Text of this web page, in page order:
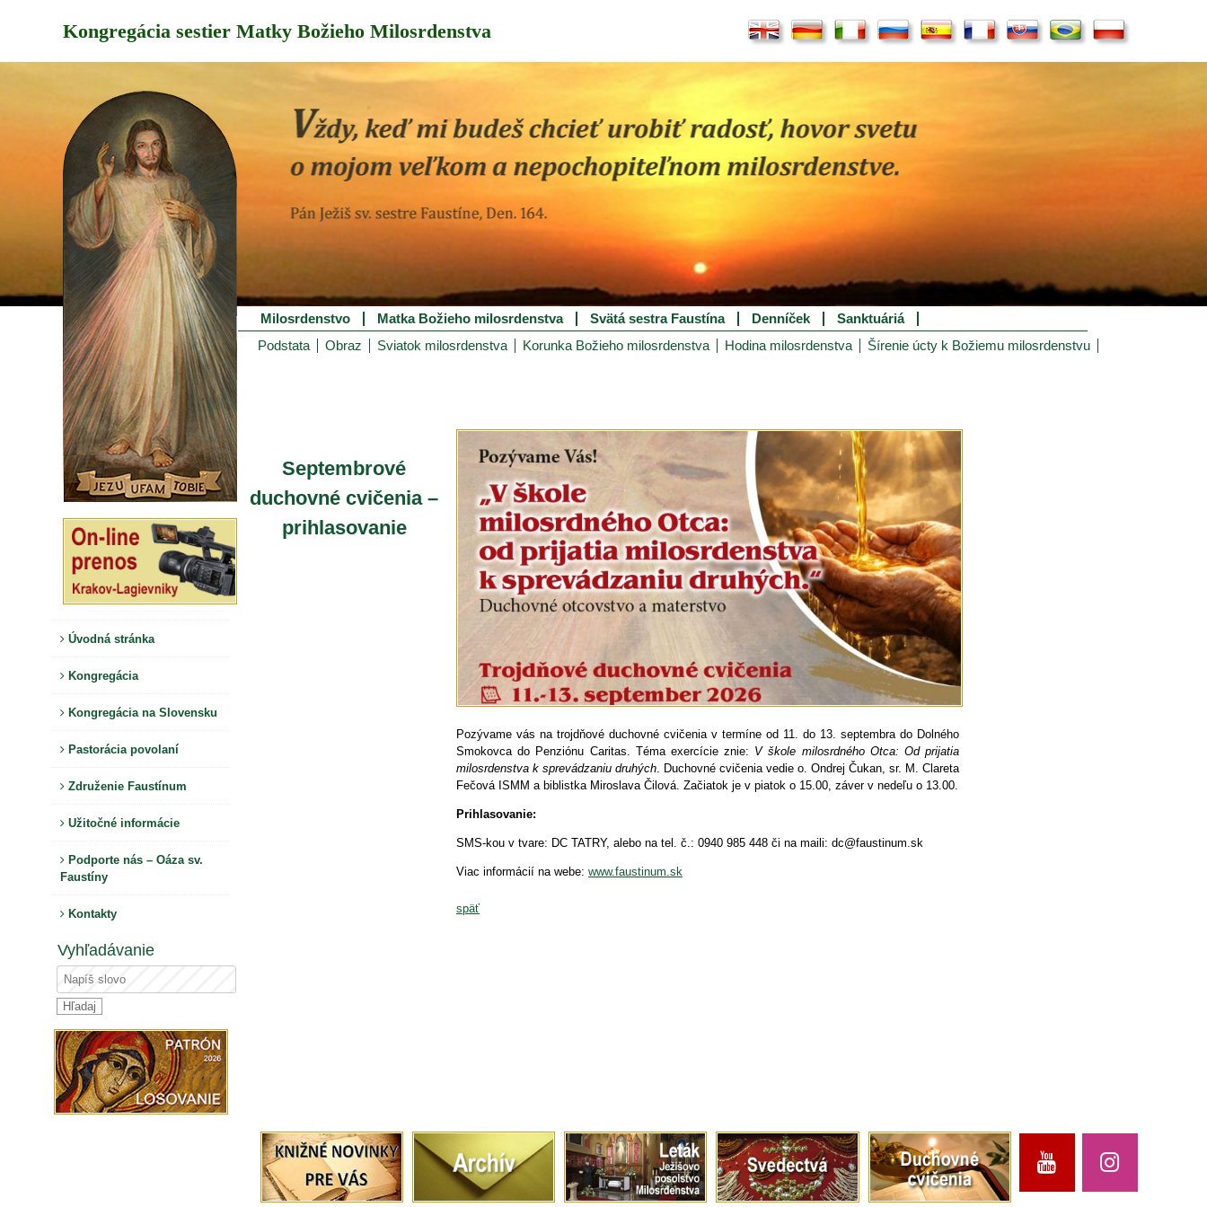
Kongregácia sestier Matky Božieho Milosrdenstva
Úvodná stránka
Kongregácia
Kongregácia na Slovensku
Pastorácia povolaní
Združenie Faustínum
Užitočné informácie
Podporte nás – Oáza sv.
Faustíny
Kontakty
Vyhľadávanie
Milosrdenstvo Matka Božieho milosrdenstva Svätá sestra Faustína Denníček
Sanktuáriá
Podstata
Obraz Sviatok milosrdenstva Korunka Božieho milosrdenstva Hodina milosrdenstva Šírenie úcty k Božiemu milosrdenstvu
Septembrové
duchovné cvičenia –
prihlasovanie
Pozývame vás na trojdňové duchovné cvičenia v termíne od 11. do 13. septembra do Dolného
Smokovca do Penziónu Caritas. Téma exercície znie: V škole milosrdného Otca: Od prijatia
milosrdenstva k sprevádzaniu druhých . Duchovné cvičenia vedie o. Ondrej Čukan, sr. M. Clareta
Fečová ISMM a biblistka Miroslava Čilová. Začiatok je v piatok o 15.00, záver v nedeľu o 13.00.
Prihlasovanie:
SMS-kou v tvare: DC TATRY, alebo na tel. č.: 0940 985 448 či na maili: dc@faustinum.sk
Viac informácií na webe: www.faustinum.sk
späť